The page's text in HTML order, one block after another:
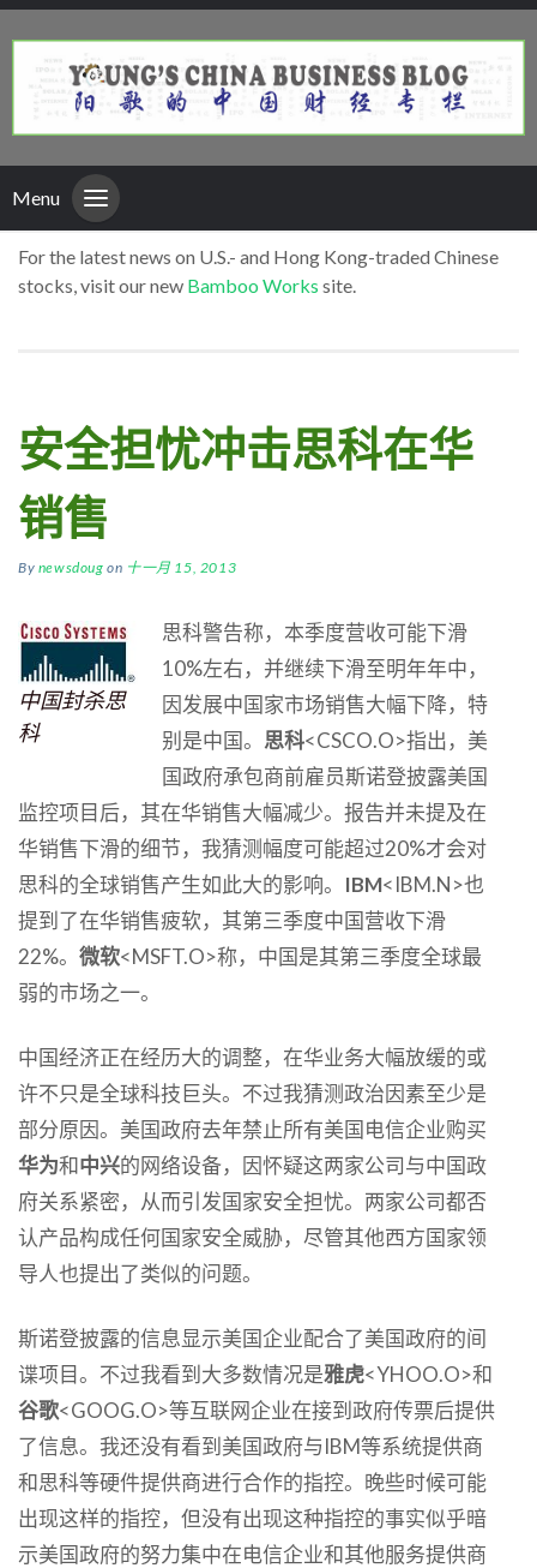
Menu
For the latest news on U.S.- and Hong Kong-traded Chinese
stocks, visit our new Bamboo Works site.
安全担忧冲击思科在华
销售
By newsdoug on 十一月 15, 2013
中国封杀思
科
思科警告称，本季度营收可能下滑
10%左右，并继续下滑至明年年中，
因发展中国家市场销售大幅下降，特
别是中国。 思科<CSCO.O>指出，美
国政府承包商前雇员斯诺登披露美国
监控项目后，其在华销售大幅减少。报告并未提及在
华销售下滑的细节，我猜测幅度可能超过20%才会对
思科的全球销售产生如此大的影响。 IBM<IBM.N>也
提到了在华销售疲软，其第三季度中国营收下滑
22%。 微软<MSFT.O>称，中国是其第三季度全球最
弱的市场之一。
中国经济正在经历大的调整，在华业务大幅放缓的或
许不只是全球科技巨头。不过我猜测政治因素至少是
部分原因。美国政府去年禁止所有美国电信企业购买
华为和中兴的网络设备，因怀疑这两家公司与中国政
府关系紧密，从而引发国家安全担忧。两家公司都否
认产品构成任何国家安全威胁，尽管其他西方国家领
导人也提出了类似的问题。
斯诺登披露的信息显示美国企业配合了美国政府的间
谍项目。不过我看到大多数情况是雅虎<YHOO.O>和
谷歌<GOOG.O>等互联网企业在接到政府传票后提供
了信息。我还没有看到美国政府与IBM等系统提供商
和思科等硬件提供商进行合作的指控。晚些时候可能
出现这样的指控，但没有出现这种指控的事实似乎暗
示美国政府的努力集中在电信企业和其他服务提供商